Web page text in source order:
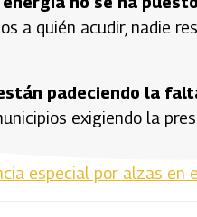
a quién acudir, nadie
padeciendo la
exigiendo la
especial por alzas en